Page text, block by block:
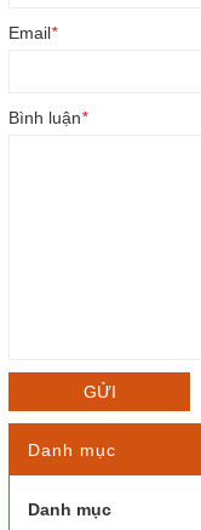
Email*
Bình luận*
GỬI
Danh mục
Danh mục